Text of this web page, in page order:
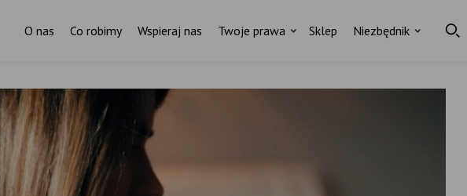
O nas Co robimy Wspieraj nas Twoje prawa Sklep Niezbędnik
każdym pismem do ministra
stoi czyjaś historia.
I ktoś, kto nas wspiera.
stałym darczyńcą Fundacji Rodzić po Ludzku.